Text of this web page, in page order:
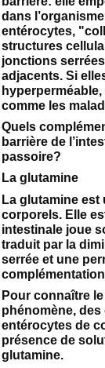
dans
entérocytes,
structures
jonctions
adjacents. Si
comme les
Quels
barrière de
passoire?
La glutamine
La glutamine
corporels. Elle
intestinale joue
traduit par la
serrée et une
Pour connaître
phénomène,
entérocytes de
présence de
glutamine.